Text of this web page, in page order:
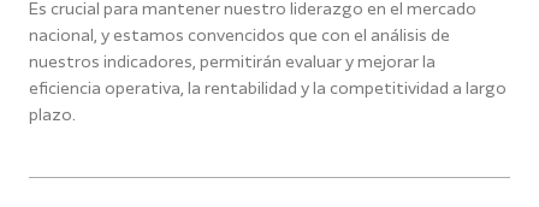
Es crucial para mantener nuestro liderazgo en el mercado
nacional, y estamos convencidos que con el análisis de
nuestros indicadores, permitirán evaluar y mejorar la
eficiencia operativa, la rentabilidad y la competitividad a largo
plazo.